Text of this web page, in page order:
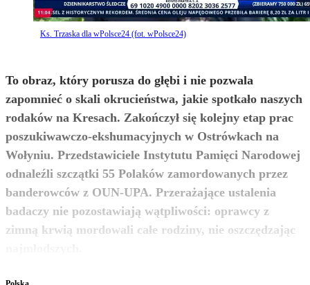
Ks. Trzaska dla wPolsce24 (fot. wPolsce24)
To obraz, który porusza do głębi i nie pozwala
zapomnieć o skali okrucieństwa, jakie spotkało naszych
rodaków na Kresach. Zakończył się kolejny etap prac
poszukiwawczo-ekshumacyjnych w Ostrówkach na
Wołyniu. Przedstawiciele Instytutu Pamięci Narodowej
odnaleźli szczątki 55 Polaków zamordowanych przez
banderowców z OUN-UPA. Przerażające ustalenia
badaczy nie pozostawiają wątpliwości: oprawcy z
zimną krwią mordowali całe rodziny, nie oszczędzając
zobacz więcej